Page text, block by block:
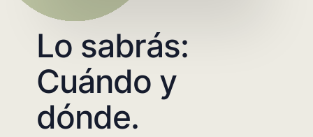
Lo sabrás:
Cuándo y
dónde.